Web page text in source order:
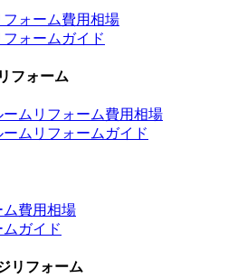
ォーム費用相場
ォームガイド
フォーム
ムリフォーム費用相場
ムリフォームガイド
ム費用相場
ガイド
リフォーム